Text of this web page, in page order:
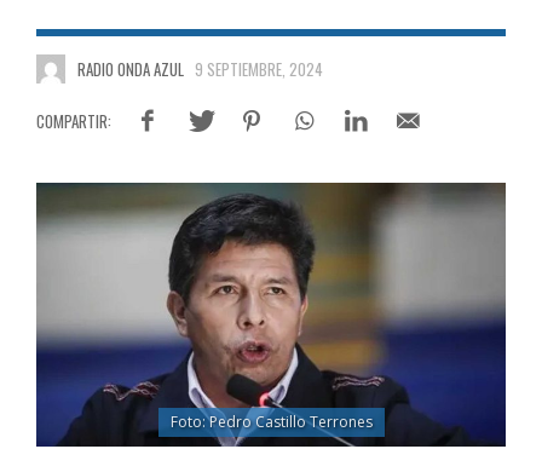
RADIO ONDA AZUL 9 SEPTIEMBRE, 2024
Foto: Pedro Castillo Terrones